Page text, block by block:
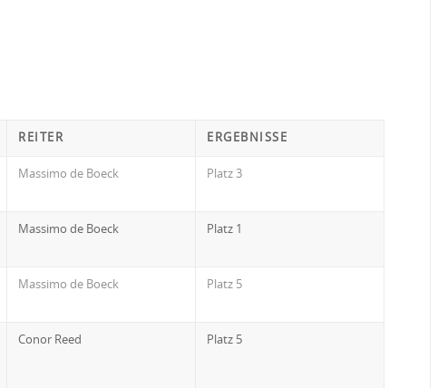
REITER ERGEBNISSE
Massimo de Boeck Platz 3
Massimo de Boeck Platz 1
Massimo de Boeck Platz 5
Conor Reed Platz 5